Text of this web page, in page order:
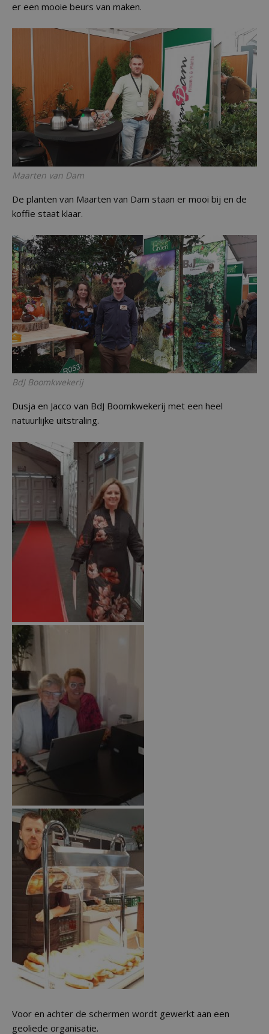
er een mooie beurs van maken.
Maarten van Dam
De planten van Maarten van Dam staan er mooi bij en de
koffie staat klaar.
BdJ Boomkwekerij
Dusja en Jacco van BdJ Boomkwekerij met een heel
natuurlijke uitstraling.
Voor en achter de schermen wordt gewerkt aan een
geoliede organisatie.